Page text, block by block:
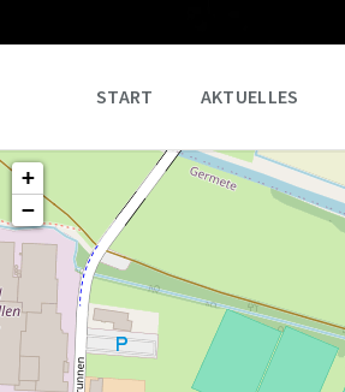
START AKTUELLES
+
−